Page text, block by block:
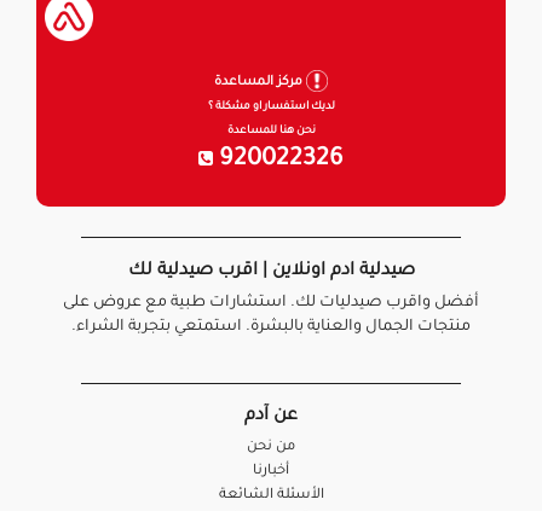
مركز المساعدة
لديك استفسار او مشكلة ؟
نحن هنا للمساعدة
920022326
صيدلية ادم اونلاين | اقرب صيدلية لك
أفضل واقرب صيدليات لك. استشارات طبية مع عروض على
منتجات الجمال والعناية بالبشرة. استمتعي بتجربة الشراء.
عن آدم
من نحن
أخبارنا
الأسئلة الشائعة